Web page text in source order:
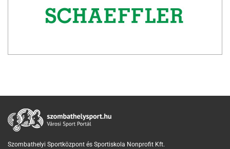
Szombathelyi Sportközpont és Sportiskola Nonprofit Kft.